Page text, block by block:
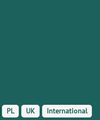
PL UK International